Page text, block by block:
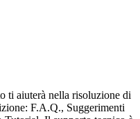
ti aiuterà nella risoluzione di
F.A.Q., Suggerimenti